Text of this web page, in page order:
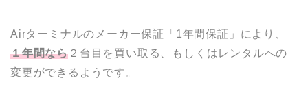
Airターミナルのメーカー保証「1年間保証」により、
１年間なら ２台目を買い取る、もしくはレンタルへの
変更ができるようです。